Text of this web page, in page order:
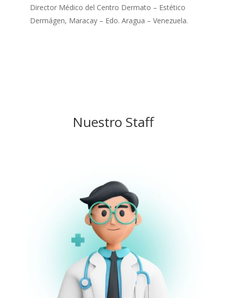
Director Médico del Centro Dermato – Estético
Dermágen, Maracay – Edo. Aragua – Venezuela.
Nuestro Staff